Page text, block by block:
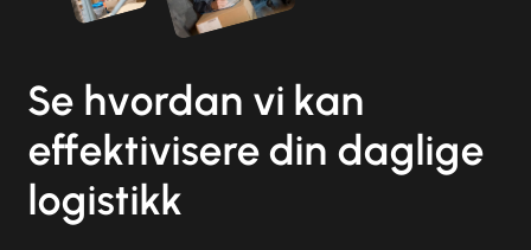
Se hvordan vi kan
effektivisere din daglige
logistikk